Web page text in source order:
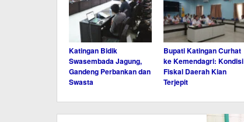
Katingan Bidik
Swasembada Jagung,
Gandeng Perbankan dan
Swasta
Bupati Katingan Curhat
ke Kemendagri: Kondisi
Fiskal Daerah Kian
Terjepit